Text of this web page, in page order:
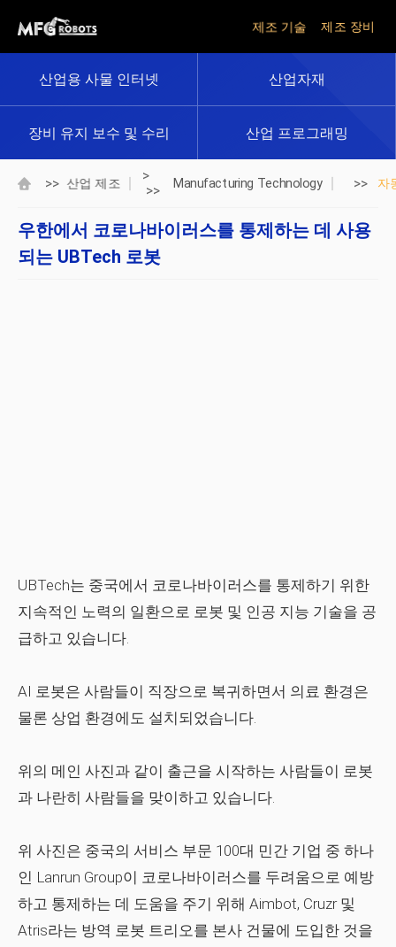
제조 기술 제조 장비
산업용 사물 인터넷 산업자재
장비 유지 보수 및 수리 산업 프로그래밍
>> 산업 제조
>
>>
Manufacturing Technology >> 자
우한에서 코로나바이러스를 통제하는 데 사용
되는 UBTech 로봇
UBTech는 중국에서 코로나바이러스를 통제하기 위한
지속적인 노력의 일환으로 로봇 및 인공 지능 기술을 공
급하고 있습니다.
AI 로봇은 사람들이 직장으로 복귀하면서 의료 환경은
물론 상업 환경에도 설치되었습니다.
위의 메인 사진과 같이 출근을 시작하는 사람들이 로봇
과 나란히 사람들을 맞이하고 있습니다.
위 사진은 중국의 서비스 부문 100대 민간 기업 중 하나
인 Lanrun Group이 코로나바이러스를 두려움으로 예방
하고 통제하는 데 도움을 주기 위해 Aimbot, Cruzr 및
Atris라는 방역 로봇 트리오를 본사 건물에 도입한 것을